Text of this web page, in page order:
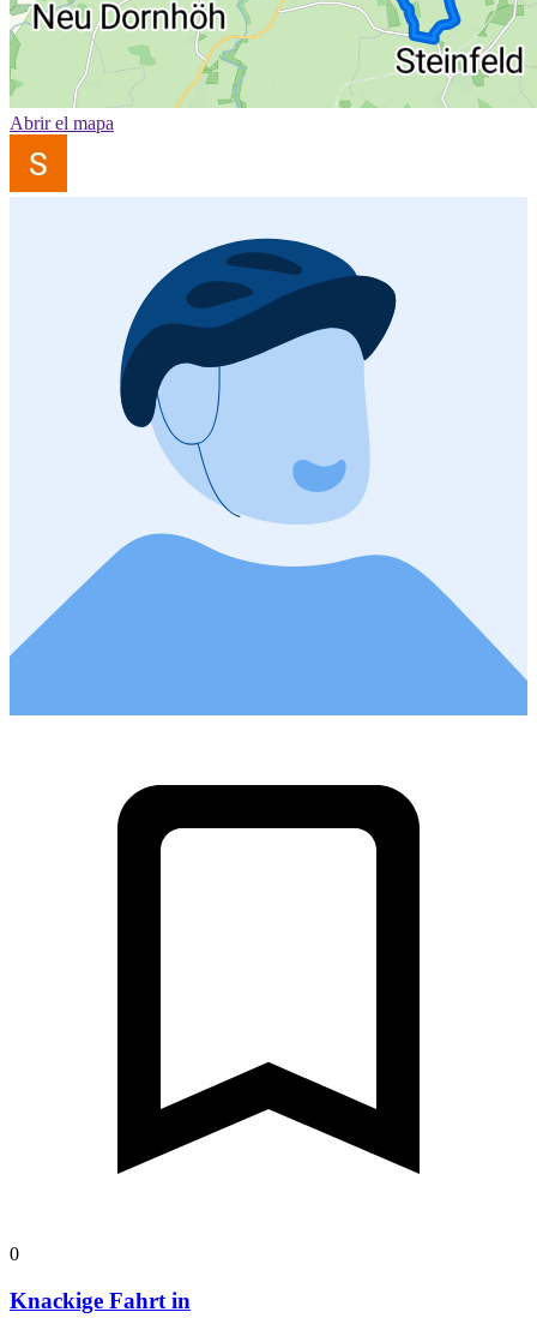
Abrir el mapa
0
Knackige Fahrt in